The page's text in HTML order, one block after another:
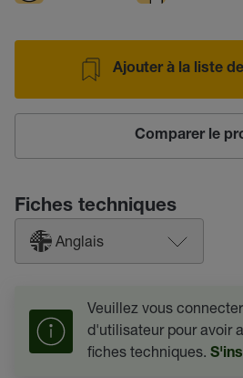
Ajouter à la liste
Comparer le
Fiches techniques
Anglais
Veuillez vous
d'utilisateur pour avoir
fiches techniques.